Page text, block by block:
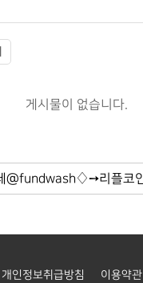
게시물이 없습니다.
개인정보취급방침 이용약관